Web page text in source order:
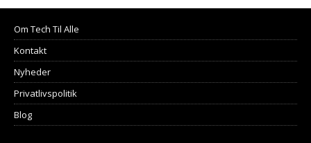
Om Tech Til Alle
Kontakt
Nyheder
Privatlivspolitik
Blog